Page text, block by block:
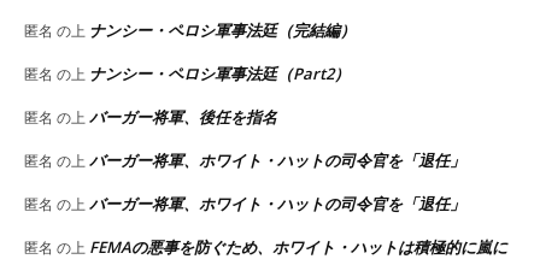
匿名 の上 ナンシー・ペロシ軍事法廷（完結編）
匿名 の上 ナンシー・ペロシ軍事法廷（Part2）
匿名 の上 バーガー将軍、後任を指名
匿名 の上 バーガー将軍、ホワイト・ハットの司令官を「退任」
匿名 の上 バーガー将軍、ホワイト・ハットの司令官を「退任」
匿名 の上 FEMAの悪事を防ぐため、ホワイト・ハットは積極的に嵐に